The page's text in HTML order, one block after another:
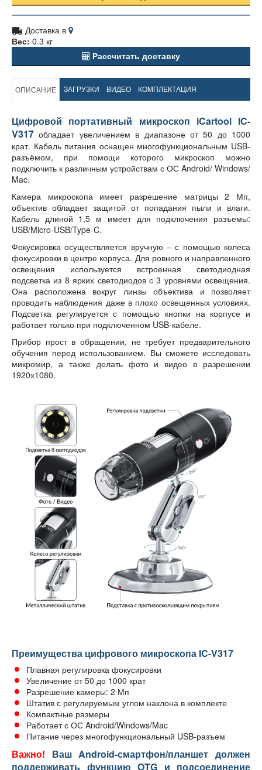
Доставка в
Вес: 0.3 кг
Рассчитать доставку
ОПИСАНИЕ ЗАГРУЗКИ ВИДЕО КОМПЛЕКТАЦИЯ
Цифровой портативный микроскоп iCartool IC-
V317 обладает увеличением в диапазоне от 50 до 1000
крат. Кабель питания оснащен многофункциональным USB-
разъёмом, при помощи которого микроскоп можно
подключить к различным устройствам с ОС Android/ Windows/
Mac.
Камера микроскопа имеет разрешение матрицы 2 Мп,
объектив обладает защитой от попадания пыли и влаги.
Кабель длиной 1,5 м имеет для подключения разъемы:
USB/Micro-USB/Type-C.
Фокусировка осуществляется вручную – с помощью колеса
фокусировки в центре корпуса. Для ровного и направленного
освещения используется встроенная светодиодная
подсветка из 8 ярких светодиодов с 3 уровнями освещения.
Она расположена вокруг линзы объектива и позволяет
проводить наблюдения даже в плохо освещенных условиях.
Подсветка регулируется с помощью кнопки на корпусе и
работает только при подключенном USB-кабеле.
Прибор прост в обращении, не требует предварительного
обучения перед использованием. Вы сможете исследовать
микромир, а также делать фото и видео в разрешении
1920х1080.
Преимущества цифрового микроскопа IC-V317
Плавная регулировка фокусировки
Увеличение от 50 до 1000 крат
Разрешение камеры: 2 Мп
Штатив с регулируемым углом наклона в комплекте
Компактные размеры
Работает с ОС Android/Windows/Mac
Питание через многофункциональный USB-разъем
Важно! Ваш Android-смартфон/планшет должен
поддерживать функцию OTG и подсоединение